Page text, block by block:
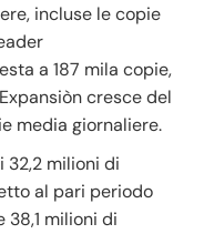
incluse le copie
a 187 mila copie,
cresce del
media giornaliere.
32,2 milioni di
al pari periodo
38,1 milioni di